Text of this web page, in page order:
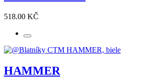
518.00 KČ
HAMMER